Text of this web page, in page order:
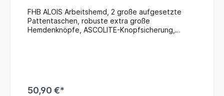
FHB ALOIS Arbeitshemd, 2 große aufgesetzte
Pattentaschen, robuste extra große
Hemdenknöpfe, ASCOLITE-Knopfsicherung,
50,90 €*